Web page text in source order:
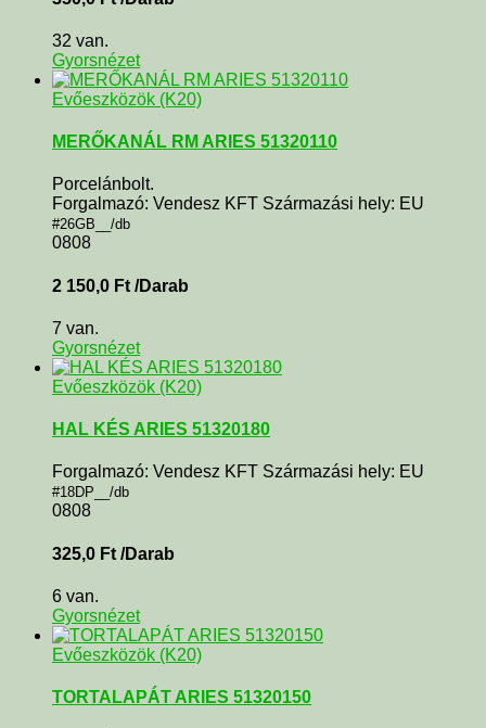
32 van.
Gyorsnézet
Evőeszközök (K20)
MERŐKANÁL RM ARIES 51320110
Porcelánbolt.
Forgalmazó: Vendesz KFT Származási hely: EU
#26GB__/db
0808
2 150,0 Ft /Darab
7 van.
Gyorsnézet
Evőeszközök (K20)
HAL KÉS ARIES 51320180
Forgalmazó: Vendesz KFT Származási hely: EU
#18DP__/db
0808
325,0 Ft /Darab
6 van.
Gyorsnézet
Evőeszközök (K20)
TORTALAPÁT ARIES 51320150